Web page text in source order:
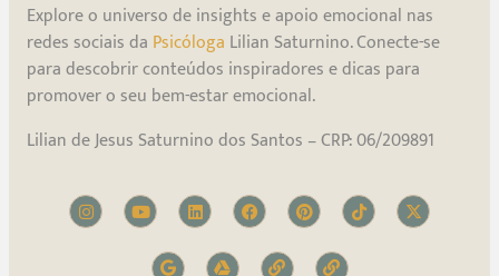
Explore o universo de insights e apoio emocional nas
redes sociais da Psicóloga Lilian Saturnino. Conecte-se
para descobrir conteúdos inspiradores e dicas para
promover o seu bem-estar emocional.
Lilian de Jesus Saturnino dos Santos – CRP: 06/209891